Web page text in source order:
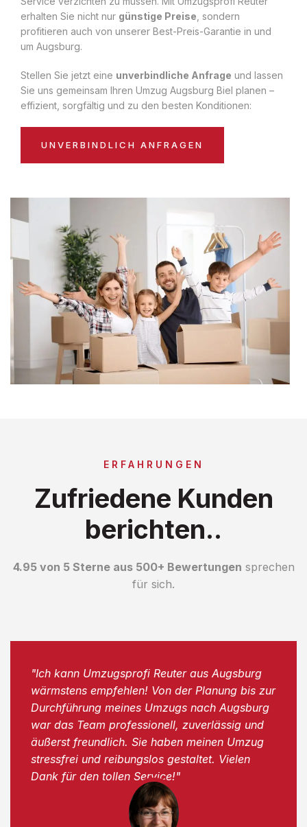
erhalten Sie nicht nur günstige Preise , sondern
profitieren auch von unserer Best-Preis-Garantie in und
um Augsburg.
Stellen Sie jetzt eine unverbindliche Anfrage und lassen
Sie uns gemeinsam Ihren Umzug Augsburg Biel planen –
effizient, sorgfältig und zu den besten Konditionen:
UNVERBINDLICH ANFRAGEN
ERFAHRUNGEN
Zufriedene Kunden
berichten..
4.95 von 5 Sterne aus 500+ Bewertungen sprechen
für sich.
"Ich kann Umzugsprofi Reuter aus Augsburg
wärmstens empfehlen! Von der Planung bis zur
Durchführung meines Umzugs nach Augsburg
war das Team professionell, zuverlässig und
äußerst freundlich. Sie haben meinen Umzug
stressfrei und reibungslos gestaltet. Vielen
Dank für den tollen Service!"